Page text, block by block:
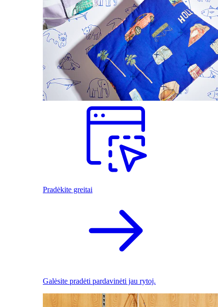
Pradėkite greitai
Galėsite pradėti pardavinėti jau rytoj.